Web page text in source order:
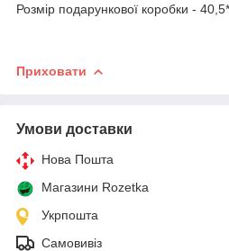
Розмір подарункової коробки -
Приховати
Умови доставки
Нова Пошта
Магазини Rozetka
Укрпошта
Самовивіз